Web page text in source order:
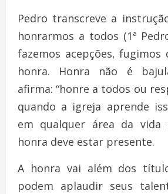
Pedro transcreve a
honrarmos a todos (1ª
fazemos acepções,
honra. Honra não é
afirma: “honre a todos ou
quando a igreja aprende
em qualquer área da
honra deve estar presente.
A honra vai além dos
podem aplaudir seus